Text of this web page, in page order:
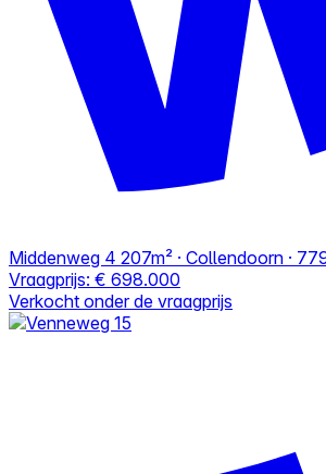
Middenweg 4 207m² · Collendoorn ·
Vraagprijs: € 698.000
Verkocht onder de vraagprijs